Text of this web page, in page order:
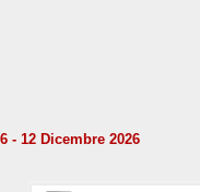
- 12 Dicembre 2026